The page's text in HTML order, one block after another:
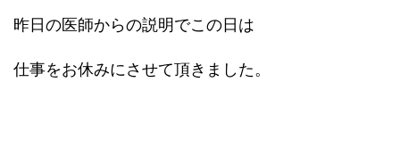
昨日の医師からの説明でこの日は
仕事をお休みにさせて頂きました。